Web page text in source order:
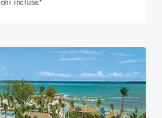
incluse.*